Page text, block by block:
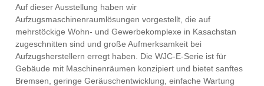
Auf dieser Ausstellung haben wir
Aufzugsmaschinenraumlösungen vorgestellt, die auf
mehrstöckige Wohn- und Gewerbekomplexe in Kasachstan
zugeschnitten sind und große Aufmerksamkeit bei
Aufzugsherstellern erregt haben. Die WJC-E-Serie ist für
Gebäude mit Maschinenräumen konzipiert und bietet sanftes
Bremsen, geringe Geräuschentwicklung, einfache Wartung